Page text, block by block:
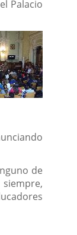
Palacio
de